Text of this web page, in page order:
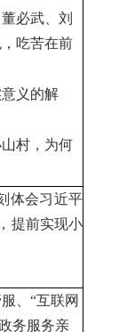
必武、刘
吃苦在前
意义的解
村，为何
体会习近平
提前实现小
、“互联网
务服务亲